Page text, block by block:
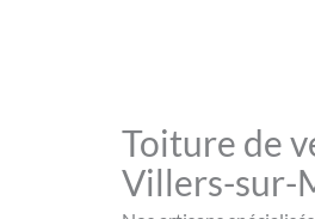
Toiture de
Villers-sur-